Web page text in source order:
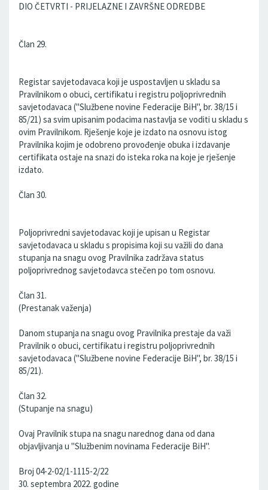
DIO ČETVRTI - PRIJELAZNE I ZAVRŠNE ODREDBE
Član 29.
Registar savjetodavaca koji je uspostavljen u skladu sa
Pravilnikom o obuci, certifikatu i registru poljoprivrednih
savjetodavaca ("Službene novine Federacije BiH", br. 38/15 i
85/21) sa svim upisanim podacima nastavlja se voditi u skladu s
ovim Pravilnikom. Rješenje koje je izdato na osnovu istog
Pravilnika kojim je odobreno provođenje obuka i izdavanje
certifikata ostaje na snazi do isteka roka na koje je rješenje
izdato.
Član 30.
Poljoprivredni savjetodavac koji je upisan u Registar
savjetodavaca u skladu s propisima koji su važili do dana
stupanja na snagu ovog Pravilnika zadržava status
poljoprivrednog savjetodavca stečen po tom osnovu.
Član 31.
(Prestanak važenja)
Danom stupanja na snagu ovog Pravilnika prestaje da važi
Pravilnik o obuci, certifikatu i registru poljoprivrednih
savjetodavaca ("Službene novine Federacije BiH", br. 38/15 i
85/21).
Član 32.
(Stupanje na snagu)
Ovaj Pravilnik stupa na snagu narednog dana od dana
objavljivanja u "Službenim novinama Federacije BiH".
Broj 04-2-02/1-1115-2/22
30. septembra 2022. godine